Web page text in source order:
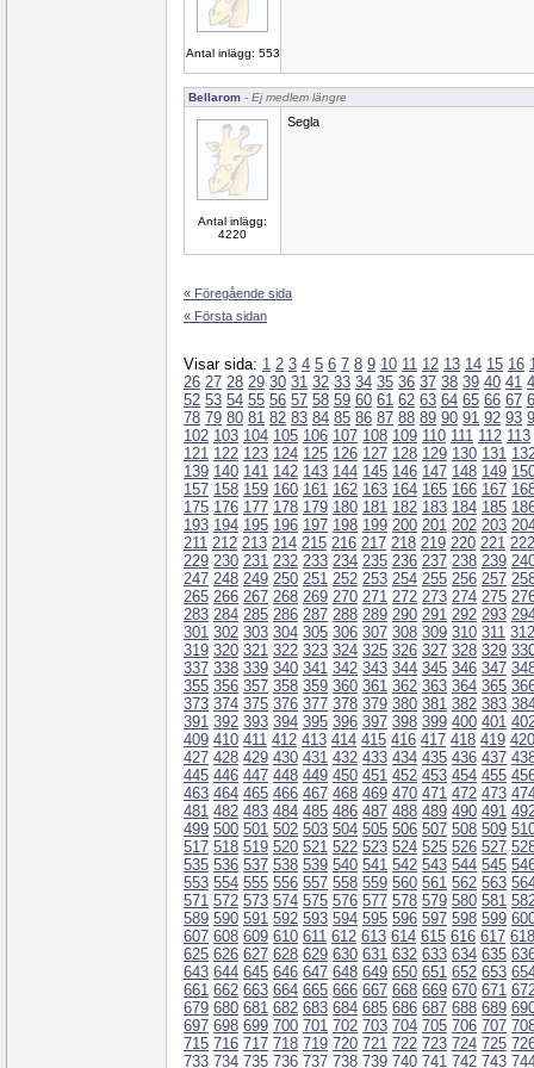
Antal inlägg: 553
Bellarom - Ej medlem längre
Antal inlägg:
4220
Segla
« Föregående sida
« Första sidan
Visar sida: 1 2 3 4 5 6 7 8 9 10 11 12 13 14 15 16
26 27 28 29 30 31 32 33 34 35 36 37 38 39 40 41
52 53 54 55 56 57 58 59 60 61 62 63 64 65 66 67
78 79 80 81 82 83 84 85 86 87 88 89 90 91 92 93
102 103 104 105 106 107 108 109 110 111 112 113
121 122 123 124 125 126 127 128 129 130 131
139 140 141 142 143 144 145 146 147 148 149
157 158 159 160 161 162 163 164 165 166 167
175 176 177 178 179 180 181 182 183 184 185
193 194 195 196 197 198 199 200 201 202 203
211 212 213 214 215 216 217 218 219 220 221 222
229 230 231 232 233 234 235 236 237 238 239
247 248 249 250 251 252 253 254 255 256 257
265 266 267 268 269 270 271 272 273 274 275
283 284 285 286 287 288 289 290 291 292 293
301 302 303 304 305 306 307 308 309 310 311 312
319 320 321 322 323 324 325 326 327 328 329
337 338 339 340 341 342 343 344 345 346 347
355 356 357 358 359 360 361 362 363 364 365
373 374 375 376 377 378 379 380 381 382 383
391 392 393 394 395 396 397 398 399 400 401
409 410 411 412 413 414 415 416 417 418 419 420
427 428 429 430 431 432 433 434 435 436 437
445 446 447 448 449 450 451 452 453 454 455
463 464 465 466 467 468 469 470 471 472 473
481 482 483 484 485 486 487 488 489 490 491
499 500 501 502 503 504 505 506 507 508 509
517 518 519 520 521 522 523 524 525 526 527
535 536 537 538 539 540 541 542 543 544 545
553 554 555 556 557 558 559 560 561 562 563
571 572 573 574 575 576 577 578 579 580 581
589 590 591 592 593 594 595 596 597 598 599
607 608 609 610 611 612 613 614 615 616 617 618
625 626 627 628 629 630 631 632 633 634 635
643 644 645 646 647 648 649 650 651 652 653
661 662 663 664 665 666 667 668 669 670 671
679 680 681 682 683 684 685 686 687 688 689
697 698 699 700 701 702 703 704 705 706 707
715 716 717 718 719 720 721 722 723 724 725
733 734 735 736 737 738 739 740 741 742 743